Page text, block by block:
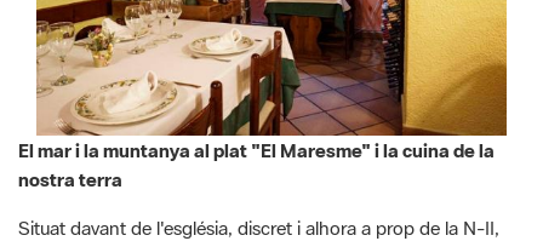
El mar i la muntanya al plat "El Maresme" i la cuina de la
nostra terra
Situat davant de l'església, discret i alhora a prop de la N-II,